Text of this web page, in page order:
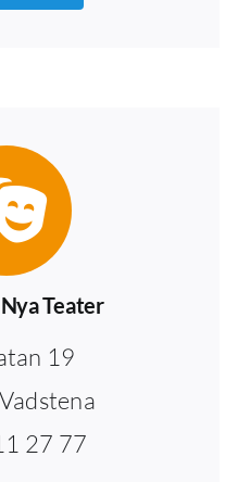
Teater
19
27 77